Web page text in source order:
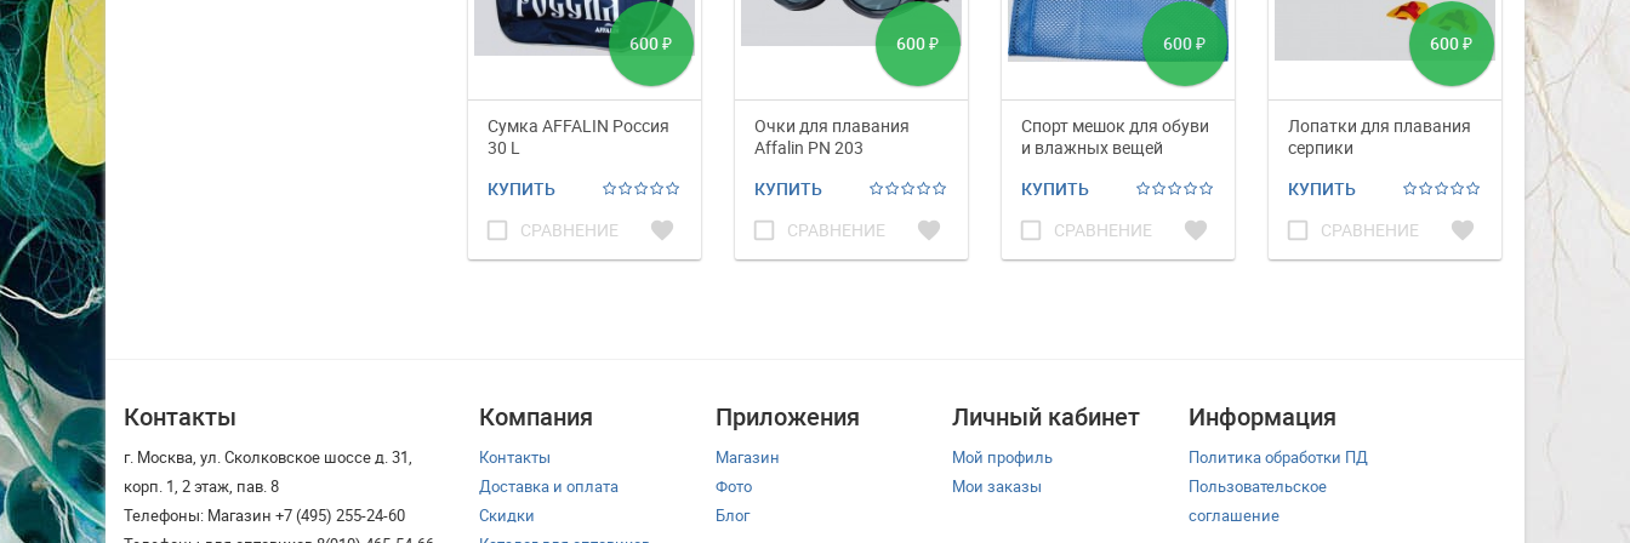
600 ₽
Сумка AFFALIN Россия
30 L
КУПИТЬ
check_box_outline_blank СРАВНЕНИЕ favorite
600 ₽
Очки для плавания
Affalin PN 203
КУПИТЬ
check_box_outline_blank СРАВНЕНИЕ favorite
600 ₽
Спорт мешок для обуви
и влажных вещей
КУПИТЬ
check_box_outline_blank СРАВНЕНИЕ favorite
600 ₽
Лопатки для плавания
серпики
КУПИТЬ
check_box_outline_blank СРАВНЕНИЕ favorite
Лопатки
D401
КУПИТЬ
check_box_outline_blank
Контакты
г. Москва, ул. Сколковское шоссе д. 31,
корп. 1, 2 этаж, пав. 8
Телефоны: Магазин +7 (495) 255-24-60
Компания
Контакты
Доставка и оплата
Скидки
Приложения
Магазин
Фото
Блог
Личный кабинет
Мой профиль
Мои заказы
Информация
Политика обработки ПД
Пользовательское
соглашение